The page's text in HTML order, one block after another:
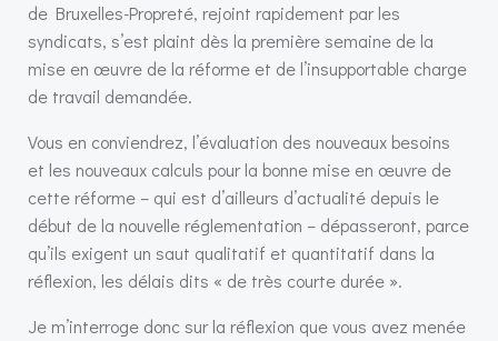
de Bruxelles-Propreté, rejoint rapidement par les
syndicats, s’est plaint dès la première semaine de la
mise en œuvre de la réforme et de l’insupportable charge
de travail demandée.
Vous en conviendrez, l’évaluation des nouveaux besoins
et les nouveaux calculs pour la bonne mise en œuvre de
cette réforme – qui est d’ailleurs d’actualité depuis le
début de la nouvelle réglementation – dépasseront, parce
qu’ils exigent un saut qualitatif et quantitatif dans la
réflexion, les délais dits « de très courte durée ».
Je m’interroge donc sur la réflexion que vous avez menée